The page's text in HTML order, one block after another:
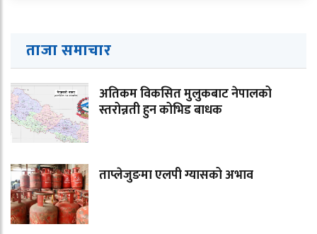
ताजा समाचार
अतिकम विकसित मुलुकबाट नेपालको
स्तरोन्नती हुन कोभिड बाधक
ताप्लेजुङमा एलपी ग्यासको अभाव